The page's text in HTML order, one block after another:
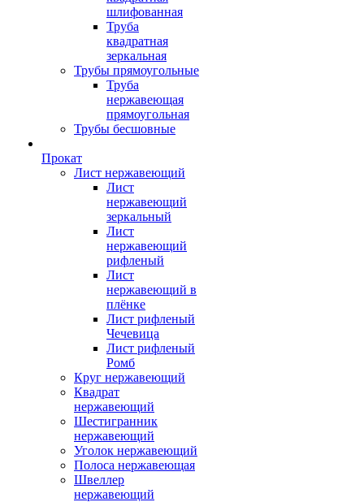
шлифованная
Труба
квадратная
зеркальная
Трубы прямоугольные
Труба
нержавеющая
прямоугольная
Трубы бесшовные
Прокат
Лист нержавеющий
Лист
нержавеющий
зеркальный
Лист
нержавеющий
рифленый
Лист
нержавеющий в
плёнке
Лист рифленый
Чечевица
Лист рифленый
Ромб
Круг нержавеющий
Квадрат
нержавеющий
Шестигранник
нержавеющий
Уголок нержавеющий
Полоса нержавеющая
Швеллер
нержавеющий